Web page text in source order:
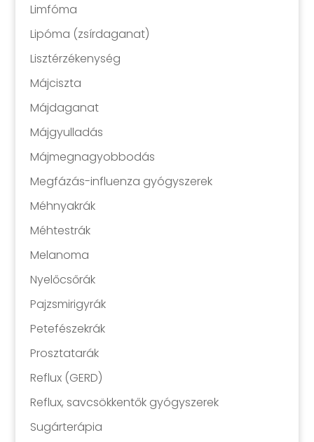
Limfóma
Lipóma (zsírdaganat)
Lisztérzékenység
Májciszta
Májdaganat
Májgyulladás
Májmegnagyobbodás
Megfázás-influenza gyógyszerek
Méhnyakrák
Méhtestrák
Melanoma
Nyelőcsőrák
Pajzsmirigyrák
Petefészekrák
Prosztatarák
Reflux (GERD)
Reflux, savcsökkentők gyógyszerek
Sugárterápia